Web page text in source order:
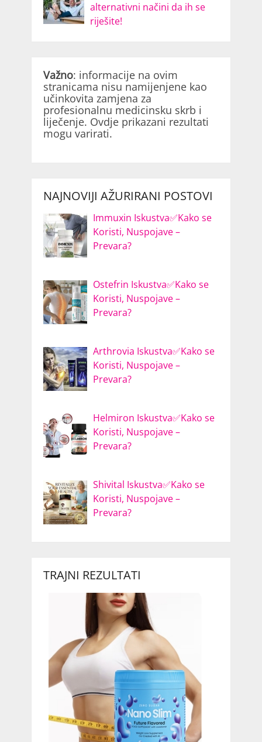
alternativni načini da ih se
riješite!
Važno: informacije na ovim
stranicama nisu namijenjene kao
učinkovita zamjena za
profesionalnu medicinsku skrb i
liječenje. Ovdje prikazani rezultati
mogu varirati.
NAJNOVIJI AŽURIRANI POSTOVI
Immuxin Iskustva✅Kako se
Koristi, Nuspojave –
Prevara?
Ostefrin Iskustva✅Kako se
Koristi, Nuspojave –
Prevara?
Arthrovia Iskustva✅Kako se
Koristi, Nuspojave –
Prevara?
Helmiron Iskustva✅Kako se
Koristi, Nuspojave –
Prevara?
Shivital Iskustva✅Kako se
Koristi, Nuspojave –
Prevara?
TRAJNI REZULTATI